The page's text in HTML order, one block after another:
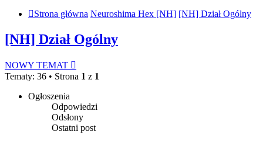
Strona główna Neuroshima Hex [NH] [NH] Dział Ogólny
[NH] Dział Ogólny
NOWY TEMAT
Tematy: 36 • Strona 1 z 1
Ogłoszenia
Odpowiedzi
Odsłony
Ostatni post